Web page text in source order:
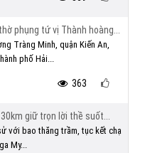
phụng tứ vị Thành hoàng...
Tràng Minh, quận Kiến An,
phố Hải...
363
giữ trọn lời thề suốt...
với bao thăng trầm, tục kết chạ
My...